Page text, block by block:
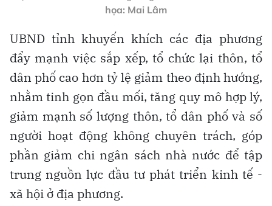
họa: Mai Lâm
UBND tỉnh khuyến khích các địa phương
đẩy mạnh việc sắp xếp, tổ chức lại thôn, tổ
dân phố cao hơn tỷ lệ giảm theo định hướng,
nhằm tinh gọn đầu mối, tăng quy mô hợp lý,
giảm mạnh số lượng thôn, tổ dân phố và số
người hoạt động không chuyên trách, góp
phần giảm chi ngân sách nhà nước để tập
trung nguồn lực đầu tư phát triển kinh tế -
xã hội ở địa phương.